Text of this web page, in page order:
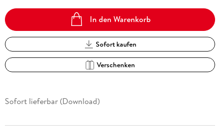
In den Warenkorb
Sofort kaufen
Verschenken
Sofort lieferbar (Download)